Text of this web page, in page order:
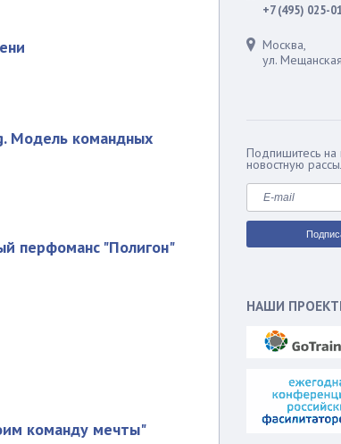
Модель командных
перфоманс "Полигон"
команду мечты"
+7 (495) 025-
Москва,
ул.
Подпишитесь
новостную
НАШИ